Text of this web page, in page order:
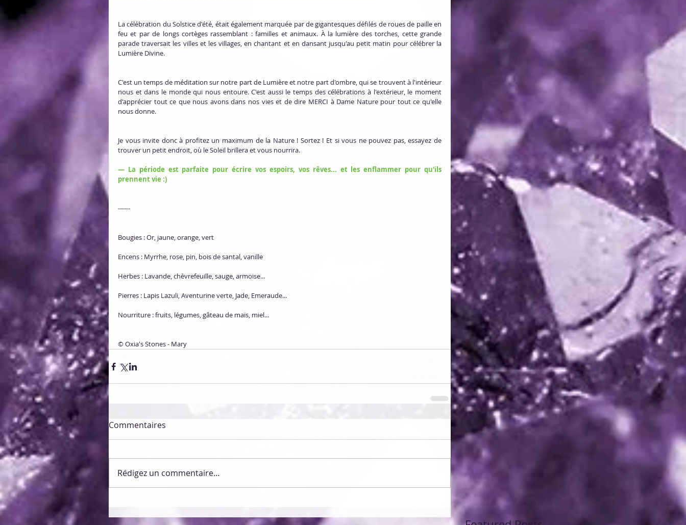
La célébration du Solstice d'été, était également marquée par de gigantesques défilés de roues de paille en
feu et par de longs cortèges rassemblant : familles et animaux. À la lumière des torches, cette grande
parade traversait les villes et les villages, en chantant et en dansant jusqu'au petit matin pour célébrer la
Lumière Divine.
C'est un temps de méditation sur notre part de Lumière et notre part d'ombre, qui se trouvent à l'intérieur
nous et dans le monde qui nous entoure. C'est aussi le temps des célébrations à l'extérieur, le moment
d'apprécier tout ce que nous avons dans nos vies et de dire MERCI à Dame Nature pour tout ce qu'elle
nous donne.
Je vous invite donc à profitez un maximum de la Nature ! Sortez ! Et si vous ne pouvez pas, essayez de
trouver un petit endroit, où le Soleil brillera et vous nourrira.
— La période est parfaite pour écrire vos espoirs, vos rêves... et les enflammer pour qu'ils
prennent vie :)
------
Bougies : Or, jaune, orange, vert
Encens : Myrrhe, rose, pin, bois de santal, vanille
Herbes : Lavande, chèvrefeuille, sauge, armoise...
Pierres : Lapis Lazuli, Aventurine verte, Jade, Emeraude...
Nourriture : fruits, légumes, gâteau de maïs, miel...
© Oxia's Stones​ - Mary
Commentaires
Rédigez un commentaire...